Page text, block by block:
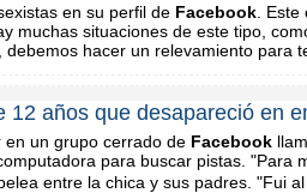
en su perfil de Facebook .
muchas situaciones de este tipo,
hacer un relevamiento para
12 años que desapareció en
en un grupo cerrado de Facebook
para buscar pistas. "Para
entre la chica y sus padres. "Fui